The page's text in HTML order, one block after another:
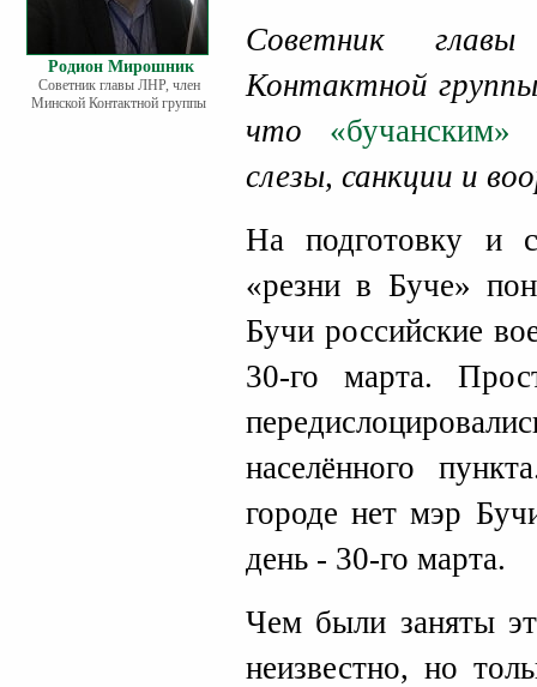
Родион Мирошник
Советник главы ЛНР, член
Минской Контактной группы
Советник
Контактной
что
слезы, санкции и
На подготовку и
«резни в Буче»
Бучи российские
30-го марта.
населённого
городе нет мэр
день - 30-го марта.
Чем были заняты
неизвестно, но